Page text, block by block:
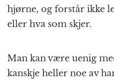
hjørne, og forstår ikke
eller hva som skjer.
Man kan være uenig
kanskje heller noe av